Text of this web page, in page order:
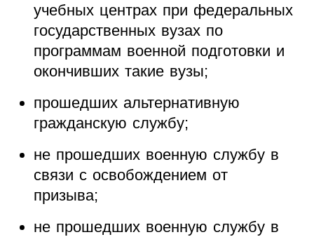
учебных центрах при федеральных
государственных вузах по
программам военной подготовки и
окончивших такие вузы;
прошедших альтернативную
гражданскую службу;
не прошедших военную службу в
связи с освобождением от
призыва;
не прошедших военную службу в